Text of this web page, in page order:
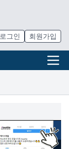
로그인 회원가입